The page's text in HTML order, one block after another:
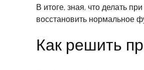
В итоге, зная, что делать
восстановить нормальное
Как решить